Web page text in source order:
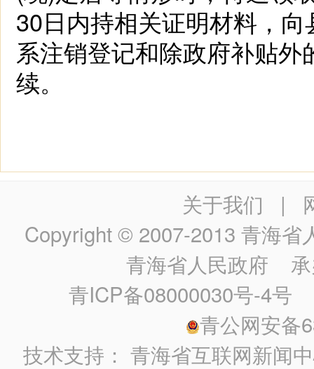
30日内持相关证明材料，
系注销登记和除政府补贴
续。
关于我们 |
Copyright © 2007-2013 青海省
青海省人民政府 承
青ICP备08000030号-4号
青公网安备
技术支持：青海省互联网新闻